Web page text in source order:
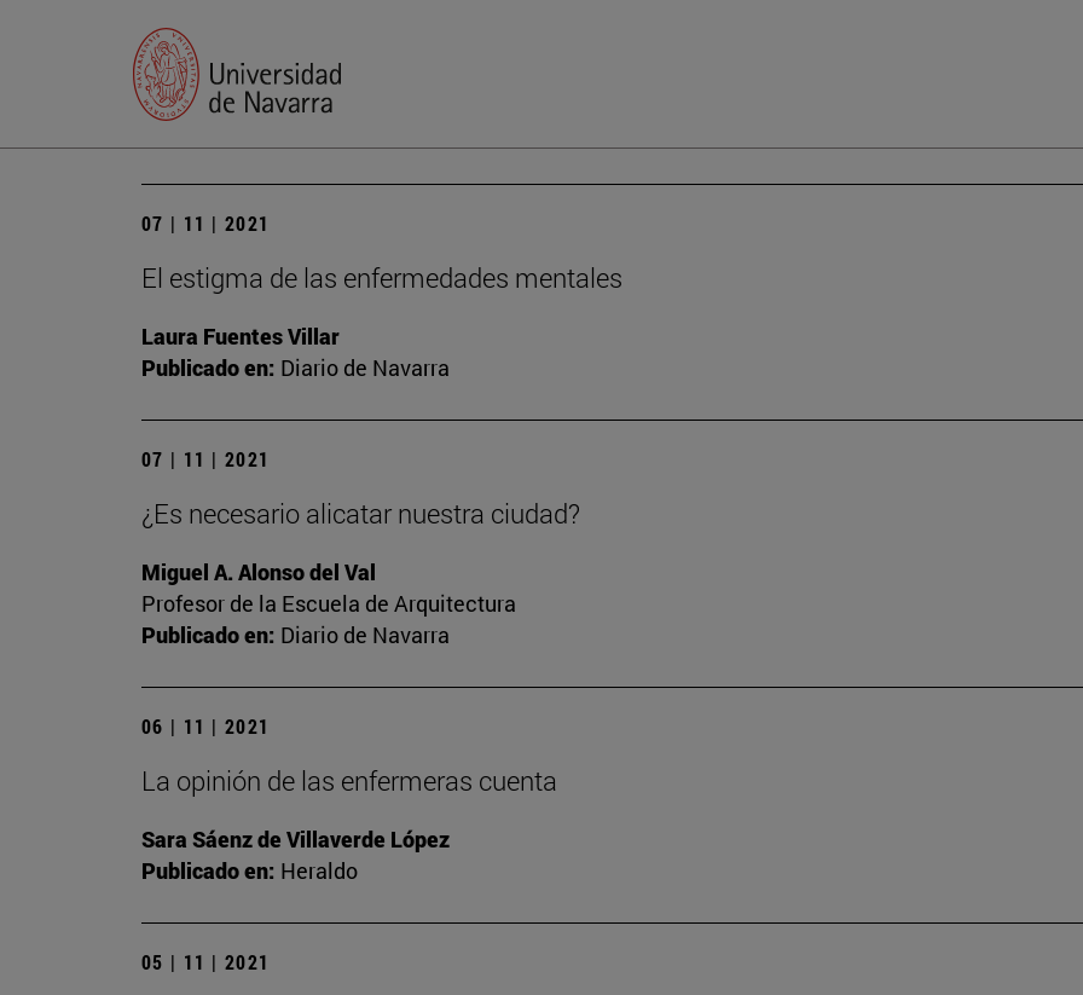
07 | 11 | 2021
El estigma de las enfermedades mentales
Laura Fuentes Villar
Publicado en: Diario de Navarra
07 | 11 | 2021
¿Es necesario alicatar nuestra ciudad?
Miguel A. Alonso del Val
Profesor de la Escuela de Arquitectura
Publicado en: Diario de Navarra
06 | 11 | 2021
La opinión de las enfermeras cuenta
Sara Sáenz de Villaverde López
Publicado en: Heraldo
05 | 11 | 2021